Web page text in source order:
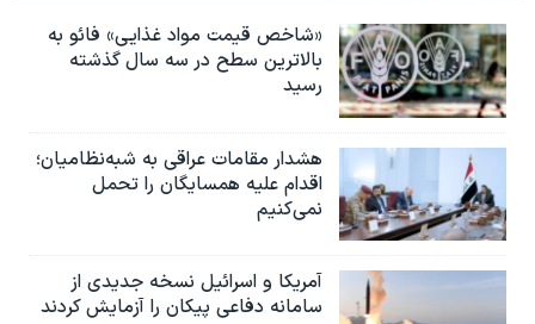
«شاخص قیمت مواد غذایی» فائو به
بالاترین سطح در سه سال گذشته
رسید
هشدار مقامات عراقی به شبه‌نظامیان؛
اقدام علیه همسایگان را تحمل
نمی‌کنیم
آمریکا و اسرائیل نسخه جدیدی از
سامانه دفاعی پیکان را آزمایش کردند